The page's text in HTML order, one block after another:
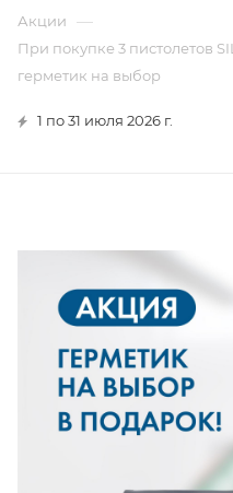
Акции —
При покупке 3 пистолетов
герметик на выбор
1 по 31 июля 2026 г.